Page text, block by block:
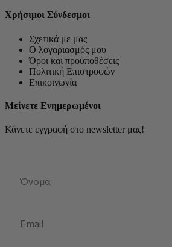
Χρήσιμοι Σύνδεσμοι
Σχετικά με μας
Ο λογαριασμός μου
Όροι και προϋποθέσεις
Πολιτική Επιστροφών
Επικοινωνία
Μείνετε Ενημερωμένοι
Κάνετε εγγραφή στο newsletter μας!